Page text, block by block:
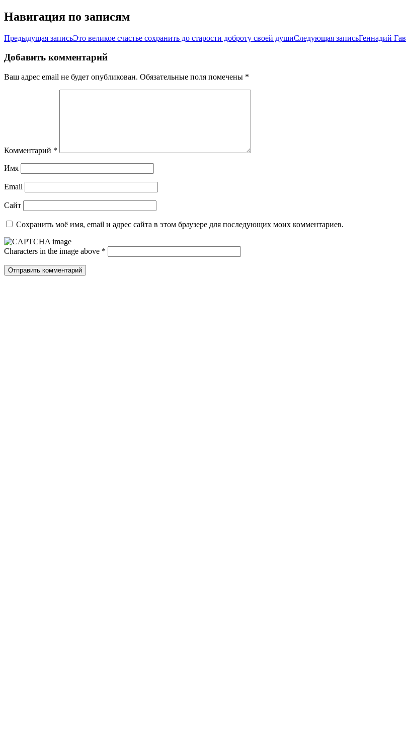
Навигация по записям
Предыдущая записьЭто великое счастье сохранить до старости доброту своей душиСледующая записьГеннадий
Добавить комментарий
Ваш адрес email не будет опубликован. Обязательные поля помечены *
Комментарий *
Имя
Email
Сайт
Сохранить моё имя, email и адрес сайта в этом браузере для последующих моих комментариев.
Characters in the image above *